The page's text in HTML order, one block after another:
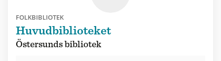
FOLKBIBLIOTEK
Huvudbiblioteket
Östersunds bibliotek